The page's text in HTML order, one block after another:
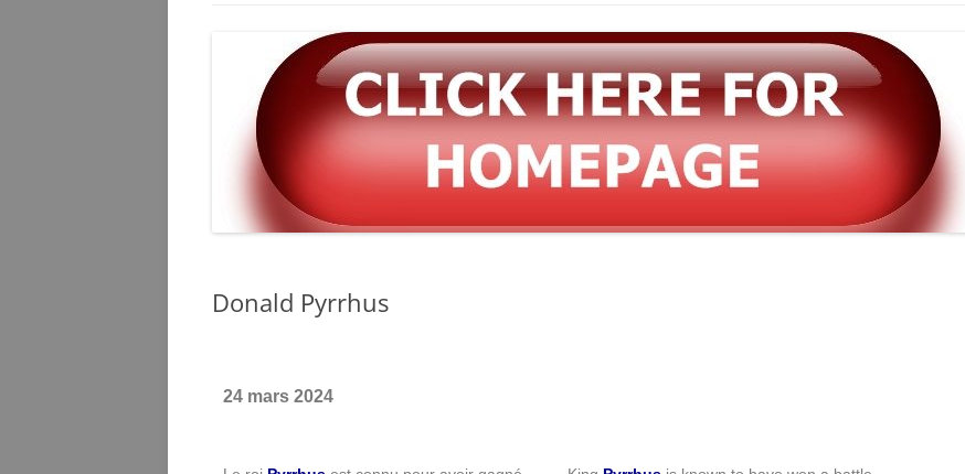
LES VOYAGES RÊVÉS
ECHEC / JEUX DE RÉFLEXION
SERVER STATUS
LE VIEUX BLOG
MAYOTTE 2004 MON AMÉRIQUE À MOI / MENU LES PUBS TOXIQUES
ARCHITECTURE BIZARRE ET
AVIONS ET BAGNOLES (MENU)
Donald Pyrrhus
24 mars 2024